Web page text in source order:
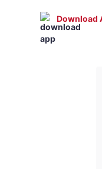
Download